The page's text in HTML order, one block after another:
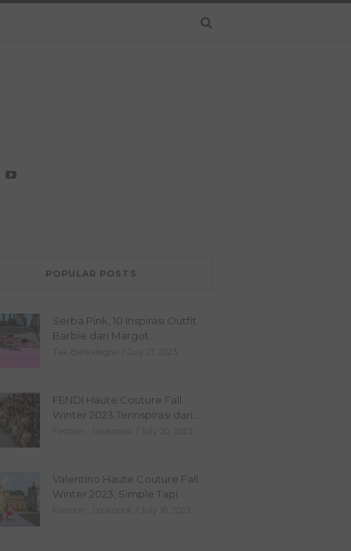
POPULAR POSTS
Serba Pink, 10 Inspirasi Outfit
Barbie dari Margot...
Tak Berkategori July 21, 2023
FENDI Haute Couture Fall
Winter 2023 Terinspirasi dari...
Fashion Lookbook July 20, 2023
Valentino Haute Couture Fall
Winter 2023, Simple Tapi...
Fashion Lookbook July 16, 2023